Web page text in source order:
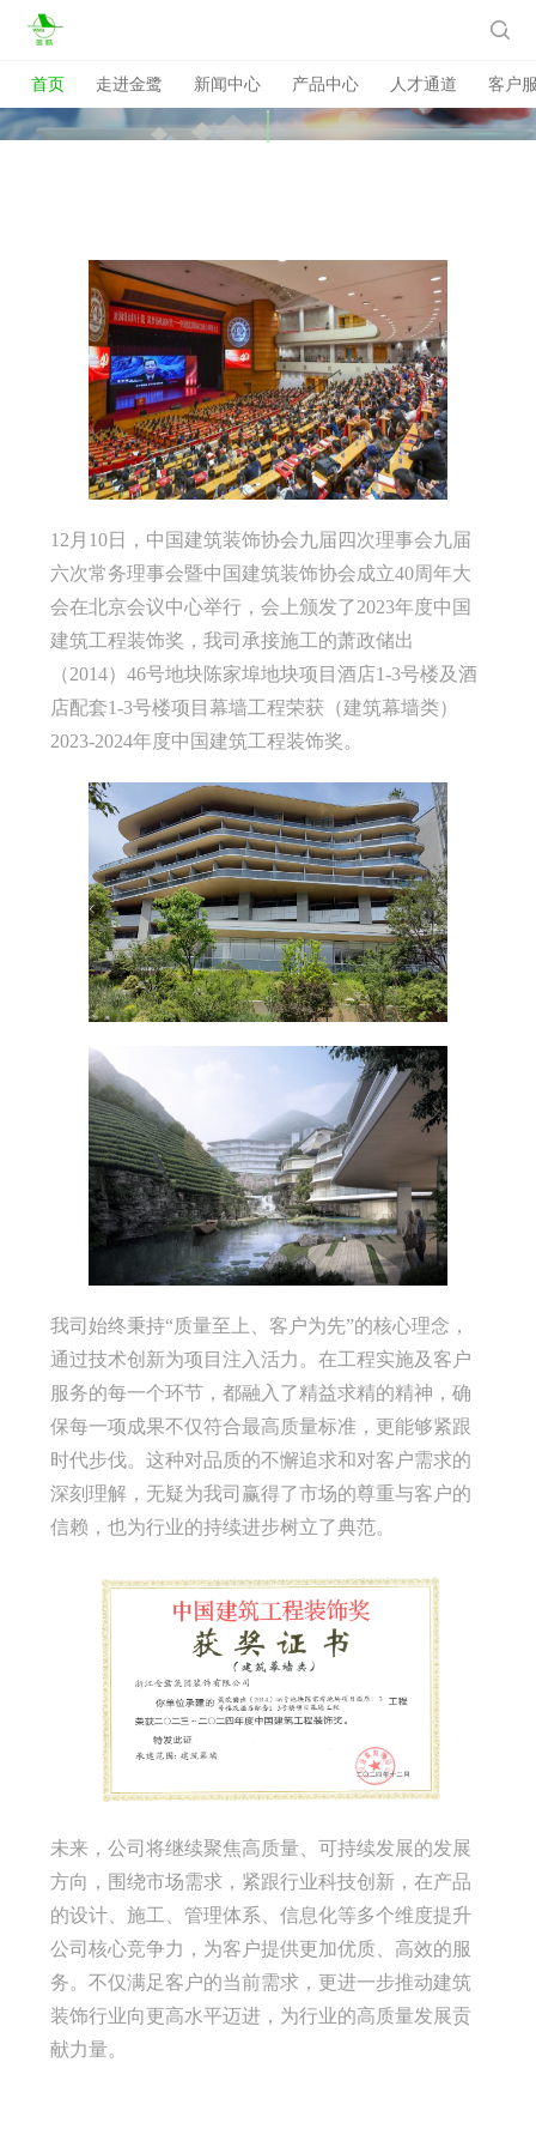
首页 走进金鹭 新闻中心 产品中心 人才通道 客户

12月10日，中国建筑装饰协会九届四次理事会九届
六次常务理事会暨中国建筑装饰协会成立40周年大
会在北京会议中心举行，会上颁发了2023年度中国
建筑工程装饰奖，我司承接施工的萧政储出
（2014）46号地块陈家埠地块项目酒店1-3号楼及酒
店配套1-3号楼项目幕墙工程荣获（建筑幕墙类）
2023-2024年度中国建筑工程装饰奖。
我司始终秉持“质量至上、客户为先”的核心理念，
通过技术创新为项目注入活力。在工程实施及客户
服务的每一个环节，都融入了精益求精的精神，确
保每一项成果不仅符合最高质量标准，更能够紧跟
时代步伐。这种对品质的不懈追求和对客户需求的
深刻理解，无疑为我司赢得了市场的尊重与客户的
信赖，也为行业的持续进步树立了典范。
未来，公司将继续聚焦高质量、可持续发展的发展
方向，围绕市场需求，紧跟行业科技创新，在产品
的设计、施工、管理体系、信息化等多个维度提升
公司核心竞争力，为客户提供更加优质、高效的服
务。不仅满足客户的当前需求，更进一步推动建筑
装饰行业向更高水平迈进，为行业的高质量发展贡
献力量。